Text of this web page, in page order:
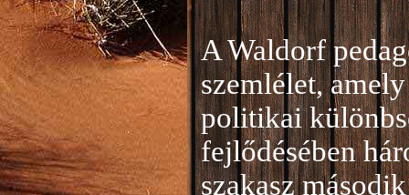
A Waldorf
szemlélet,
politikai
fejlődésében
szakasz